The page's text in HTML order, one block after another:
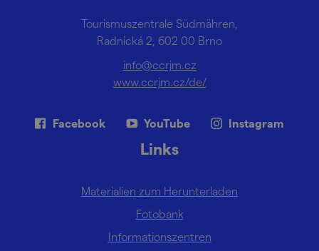
Tourismuszentrale Südmähren,
Radnická 2, 602 00 Brno
info@ccrjm.cz
www.ccrjm.cz/de/
Facebook YouTube Instagram
Links
Materialien zum Herunterladen
Fotobank
Informationszentren